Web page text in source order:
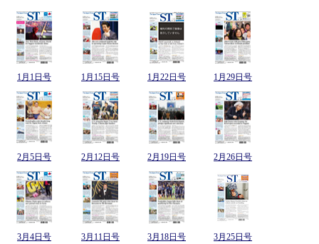
1月1日号 1月15日号 1月22日号 1月29日号
2月5日号 2月12日号 2月19日号 2月26日号
3月4日号 3月11日号 3月18日号 3月25日号